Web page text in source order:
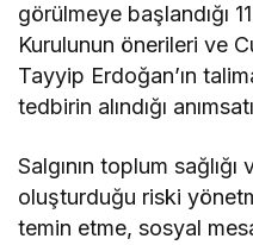
görülmeye başlandığı
Kurulunun önerileri ve
Tayyip Erdoğan’ın
tedbirin alındığı
Salgının toplum
oluşturduğu riski
temin etme, sosyal